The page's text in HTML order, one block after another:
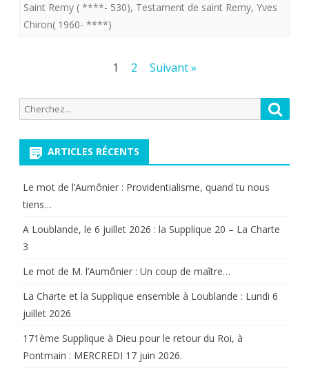
Saint Remy ( ****- 530), Testament de saint Remy, Yves
Chiron( 1960- ****)
publications
1 2 Suivant »
Recherche
pour:
ARTICLES RÉCENTS
Le mot de l’Aumônier : Providentialisme, quand tu nous
tiens…
A Loublande, le 6 juillet 2026 : la Supplique 20 – La Charte
3
Le mot de M. l’Aumônier : Un coup de maître…
La Charte et la Supplique ensemble à Loublande : Lundi 6
juillet 2026
171ème Supplique à Dieu pour le retour du Roi, à
Pontmain : MERCREDI 17 juin 2026.